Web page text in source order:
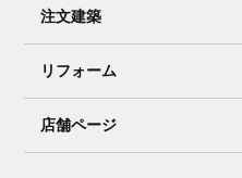
注文建築
リフォーム
店舗ページ